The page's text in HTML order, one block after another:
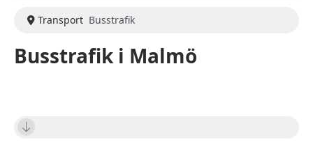
Transport Busstrafik
Busstrafik i Malmö